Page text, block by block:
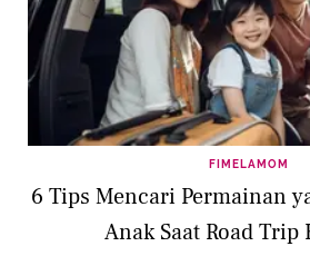
FIMELAMOM
6 Tips Mencari Permainan
Anak Saat Road Trip